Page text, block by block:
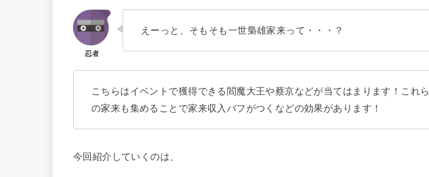
えーっと、そもそも一世梟雄家来って・・・？
こちらはイベントで獲得できる閻魔大王や蔡京などが当てはまります！これら
の家来も集めることで家来収入バフがつくなどの効果があります！
今回紹介していくのは、